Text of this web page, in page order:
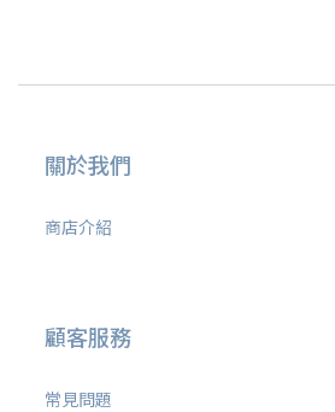
關於我們
商店介紹
顧客服務
常見問題